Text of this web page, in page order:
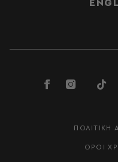
ΠΟΛΙΤΙΚΗ
ΟΡΟΙ